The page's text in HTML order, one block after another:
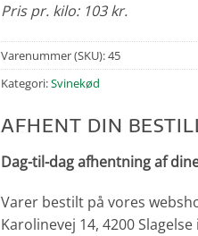
Pris pr. kilo: 103 kr.
Varenummer (SKU):45
Kategori:Svinekød
AFHENT DIN
Dag-til-dag afhentning af
Varer bestilt på vores
Karolinevej 14, 4200